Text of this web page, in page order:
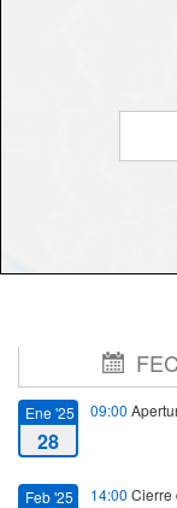
Ene '25
28
09:00
Feb '25 14:00 Cierre